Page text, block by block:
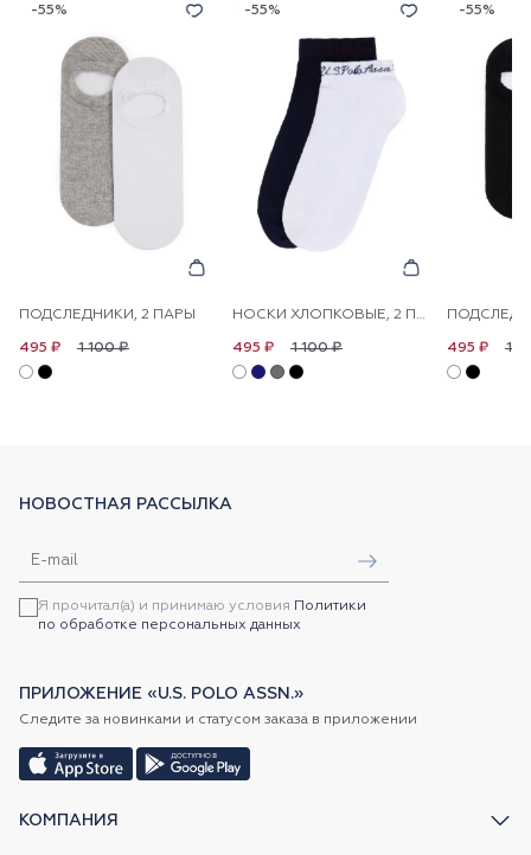
-55%
ПОДСЛЕДНИКИ, 2 ПАРЫ
1 100 ₽
495 ₽
-55%
НОСКИ ХЛОПКОВЫЕ, 2 ПАРЫ
1 100 ₽
495 ₽
-55%
1
495 ₽
КОМПАНИЯ
НОВОСТНАЯ РАССЫЛКА
Я прочитал(а) и принимаю условия Политики
по обработке персональных данных
ПРИЛОЖЕНИЕ «U.S. POLO ASSN.»
Следите за новинками и статусом заказа в приложении